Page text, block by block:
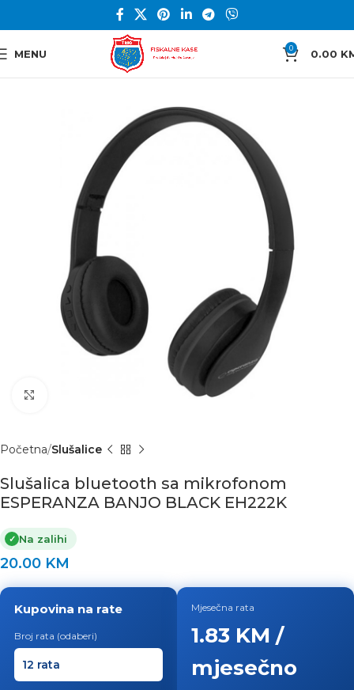
MENU 0 0.00
Početna Slušalice
Slušalica bluetooth sa mikrofonom
ESPERANZA BANJO BLACK EH222K
✓ Na zalihi
20.00 KM
Kupovina na rate
Broj rata (odaberi)
Mjesečna rata
1.83 KM /
mjesečno